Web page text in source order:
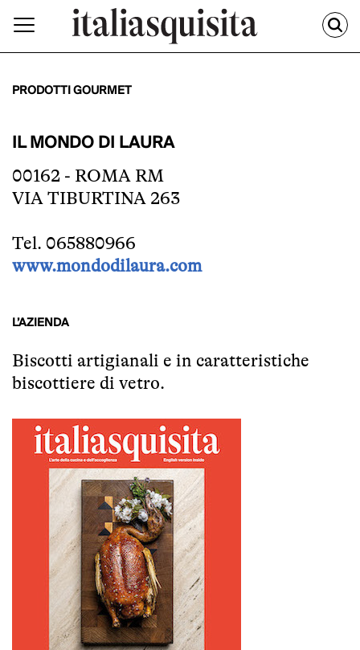
PRODOTTI GOURMET
IL MONDO DI LAURA
00162 - ROMA RM
VIA TIBURTINA 263
Tel. 065880966
www.mondodilaura.com
L’AZIENDA
Biscotti artigianali e in caratteristiche
biscottiere di vetro.